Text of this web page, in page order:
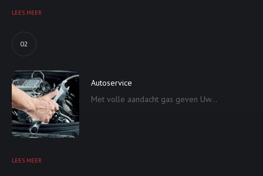
LEES MEER
02
Autoservice
Met volle aandacht gas geven Uw...
LEES MEER